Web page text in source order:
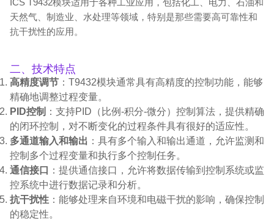
ICS T9432模块适用于各种工业应用，包括化工、电力、石油和
天然气、制造业、水处理等领域，特别是那些需要高可靠性和
抗干扰性的应用。
二、技术特点
高精度调节 ：T9432模块通常具有高精度的控制功能，能够
精确地调整过程变量。
PID控制 ：支持PID（比例-积分-微分）控制算法，提供精确
的闭环控制，对不断变化的过程条件具有很好的适应性。
多通道输入和输出 ：具有多个输入和输出通道，允许监测和
控制多个过程变量和执行多个控制任务。
通信接口
：提供通信接口，允许将数据传输到控制系统或监
控系统中进行数据记录和分析。
抗干扰性 ：能够处理来自环境和电磁干扰的影响，确保控制
的稳定性。